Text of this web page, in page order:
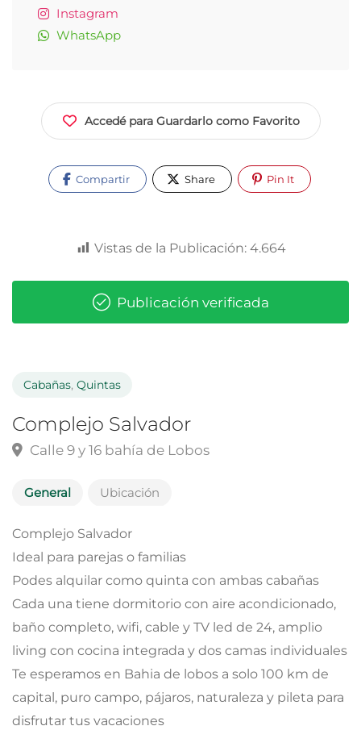
Instagram
WhatsApp
Accedé para Guardarlo como Favorito
Compartir Share Pin It
Vistas de la Publicación: 4.664
Publicación verificada
Cabañas, Quintas
Complejo Salvador
Calle 9 y 16 bahía de Lobos
General Ubicación
Complejo Salvador
Ideal para parejas o familias
Podes alquilar como quinta con ambas cabañas
Cada una tiene dormitorio con aire acondicionado,
baño completo, wifi, cable y TV led de 24, amplio
living con cocina integrada y dos camas individuales
Te esperamos en Bahia de lobos a solo 100 km de
capital, puro campo, pájaros, naturaleza y pileta para
disfrutar tus vacaciones